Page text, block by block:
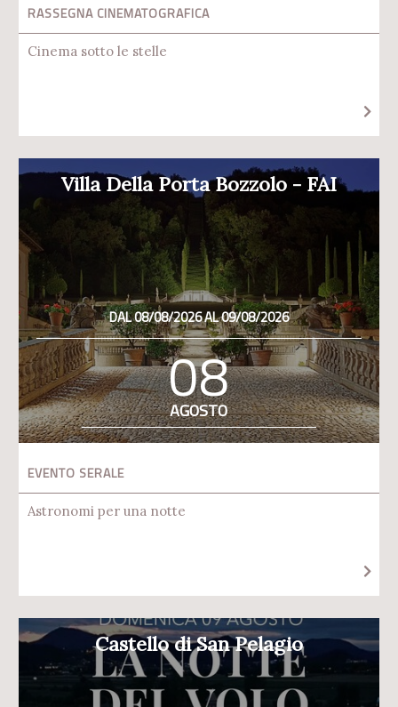
RASSEGNA CINEMATOGRAFICA
Cinema sotto le stelle
Villa Della Porta Bozzolo - FAI
DAL 08/08/2026 AL 09/08/2026
08
AGOSTO
EVENTO SERALE
Astronomi per una notte
Castello di San Pelagio